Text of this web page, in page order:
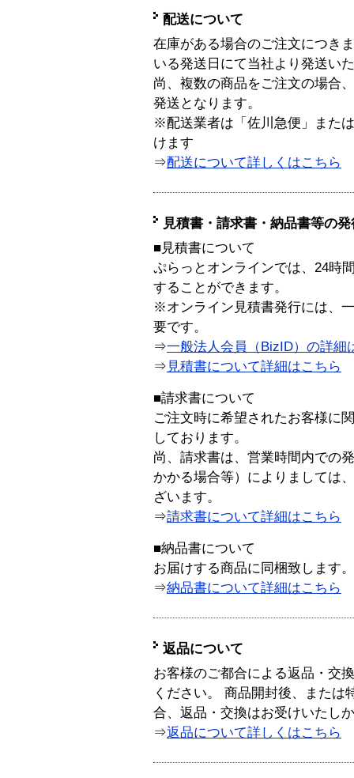
配送について
在庫がある場合のご注文につき
いる発送日にて当社より発送い
尚、複数の商品をご注文の場合
発送となります。
※配送業者は「佐川急便」また
けます
⇒配送について詳しくはこちら
見積書・請求書・納品書等の
■見積書について
ぷらっとオンラインでは、24時
することができます。
※オンライン見積書発行には、
要です。
⇒一般法人会員（BizID）の詳細
⇒ 見積書について詳細はこちら
■請求書について
ご注文時に希望されたお客様に
しております。
尚、請求書は、営業時間内での
かかる場合等）によりましては
ざいます。
⇒請求書について詳細はこちら
■納品書について
お届けする商品に同梱致します。
⇒納品書について詳細はこちら
返品について
お客様のご都合による返品・交
ください。 商品開封後、または
合、返品・交換はお受けいたし
⇒返品について詳しくはこちら